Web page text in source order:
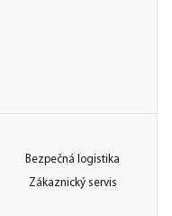
Bezpečná logistika
Zákaznický servis